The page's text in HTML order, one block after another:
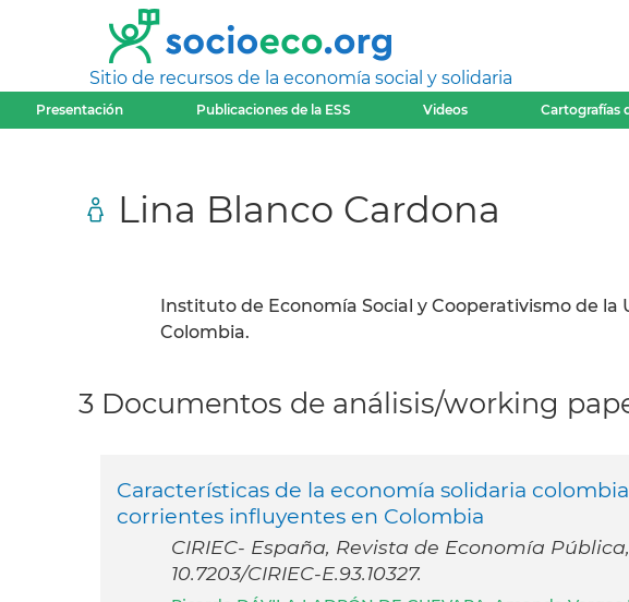
Sitio de recursos de la economía social y solidaria
Presentación Publicaciones de la ESS Videos Cartografías
Lina Blanco Cardona
Instituto de Economía Social y Cooperativismo de la
Colombia.
3 Documentos de análisis/working
Características de la economía solidaria
corrientes influyentes en Colombia
CIRIEC- España, Revista de Economía
10.7203/CIRIEC-E.93.10327.